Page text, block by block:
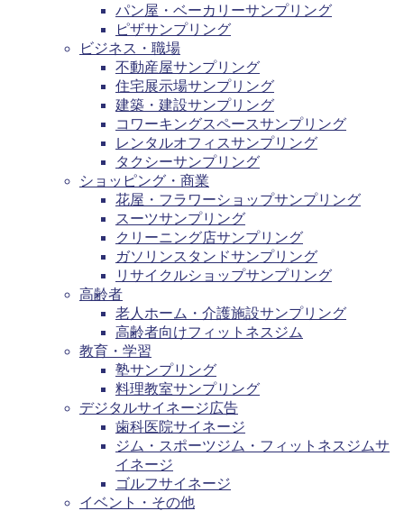
パン屋・ベーカリーサンプリング
ピザサンプリング
ビジネス・職場
不動産屋サンプリング
住宅展示場サンプリング
建築・建設サンプリング
コワーキングスペースサンプリング
レンタルオフィスサンプリング
タクシーサンプリング
ショッピング・商業
花屋・フラワーショップサンプリング
スーツサンプリング
クリーニング店サンプリング
ガソリンスタンドサンプリング
リサイクルショップサンプリング
高齢者
老人ホーム・介護施設サンプリング
高齢者向けフィットネスジム
教育・学習
塾サンプリング
料理教室サンプリング
デジタルサイネージ広告
歯科医院サイネージ
ジム・スポーツジム・フィットネスジムサ
イネージ
ゴルフサイネージ
イベント・その他